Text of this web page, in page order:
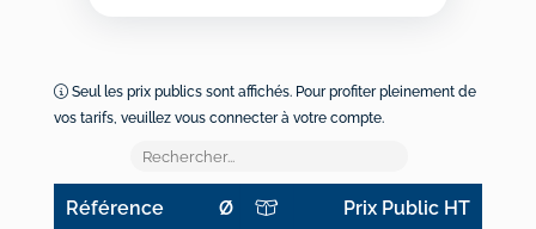
Seul les prix publics sont affichés. Pour profiter pleinement de
vos tarifs, veuillez vous connecter à votre compte.
Référence Ø Prix Public HT